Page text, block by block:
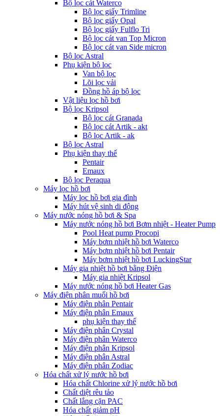
Bộ lọc cát Waterco
Bộ lọc giấy Trimline
Bộ lọc giấy Opal
Bộ lọc giấy Fulflo Tri
Bộ lọc cát van Top Micron
Bộ lọc cát van Side micron
Bộ lọc Astral
Phụ kiện bộ lọc
Van bộ lọc
Lõi lọc vải
Đồng hồ áp bộ lọc
Vật liệu lọc hồ bơi
Bộ lọc Kripsol
Bộ lọc cát Granada
Bộ lọc cát Artik - akt
Bộ lọc Artik - ak
Bộ lọc Astral
Phụ kiện thay thế
Pentair
Emaux
Bộ lọc Peraqua
Máy lọc hồ bơi
Máy lọc hồ bơi gia đình
Máy hút vệ sinh di động
Máy nước nóng hồ bơi & Spa
Máy nước nóng hồ bơi Bơm nhiệt - Heater Pump
Pool Heat pump Procopi
Máy bơm nhiệt hồ bơi Waterco
Máy bơm nhiệt hồ bơi Pentair
Máy bơm nhiệt hồ bơi LuckingStar
Máy gia nhiệt hồ bơi bằng Điện
Máy gia nhiệt Kripsol
Máy nước nóng hồ bơi Heater Gas
Máy điện phân muối hồ bơi
Máy điện phân Pentair
Máy điện phân Emaux
phụ kiện thay thế
Máy điện phân Crystal
Máy điện phân Waterco
Máy điện phân Kripsol
Máy điện phân Astral
Máy điện phân Zodiac
Hóa chất xử lý nước hồ bơi
Hóa chất Chlorine xử lý nước hồ bơi
Chất diệt rêu tảo
Chất lắng cặn PAC
Hóa chất giảm pH